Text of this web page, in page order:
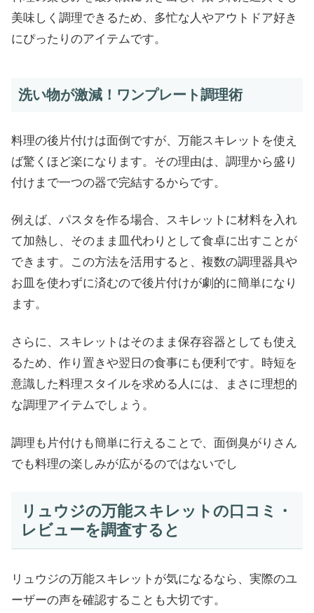
美味しく調理できるため、多忙な人やアウトドア好き
にぴったりのアイテムです。
洗い物が激減！ワンプレート調理術
料理の後片付けは面倒ですが、万能スキレットを使え
ば驚くほど楽になります。その理由は、調理から盛り
付けまで一つの器で完結するからです。
例えば、パスタを作る場合、スキレットに材料を入れ
て加熱し、そのまま皿代わりとして食卓に出すことが
できます。この方法を活用すると、複数の調理器具や
お皿を使わずに済むので後片付けが劇的に簡単になり
ます。
さらに、スキレットはそのまま保存容器としても使え
るため、作り置きや翌日の食事にも便利です。時短を
意識した料理スタイルを求める人には、まさに理想的
な調理アイテムでしょう。
調理も片付けも簡単に行えることで、面倒臭がりさん
でも料理の楽しみが広がるのではないでし
リュウジの万能スキレットの口コミ・
レビューを調査すると
リュウジの万能スキレットが気になるなら、実際のユ
ーザーの声を確認することも大切です。